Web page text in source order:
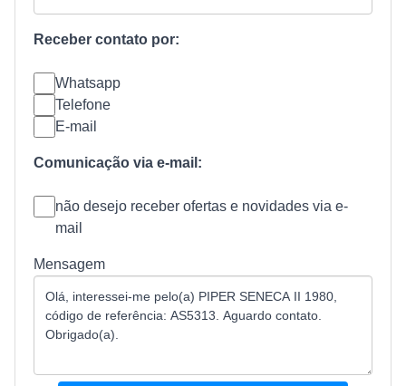
Receber contato por:
Whatsapp
Telefone
E-mail
Comunicação via e-mail:
não desejo receber ofertas e novidades via e-
mail
Mensagem